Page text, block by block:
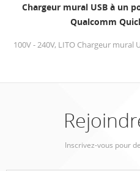
Chargeur mural USB à un
Qualcomm
Inscrivez-vous pour